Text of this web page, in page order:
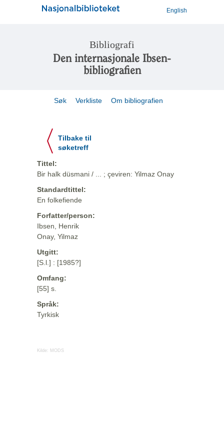
English
Bibliografi
Den internasjonale Ibsen-
bibliografien
Søk Verkliste Om bibliografien
Tilbake til
søketreff
Tittel:
Bir halk düsmani / ... ; çeviren: Yilmaz Onay
Standardtittel:
En folkefiende
Forfatter/person:
Ibsen, Henrik
Onay, Yilmaz
Utgitt:
[S.l.] : [1985?]
Omfang:
[55] s.
Språk:
Tyrkisk
Kilde: MODS